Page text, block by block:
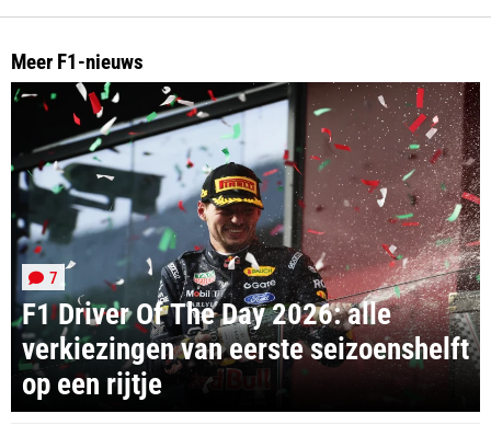
Meer F1-nieuws
F1 Driver Of The Day 2026: alle
verkiezingen van eerste seizoenshelft
op een rijtje
7